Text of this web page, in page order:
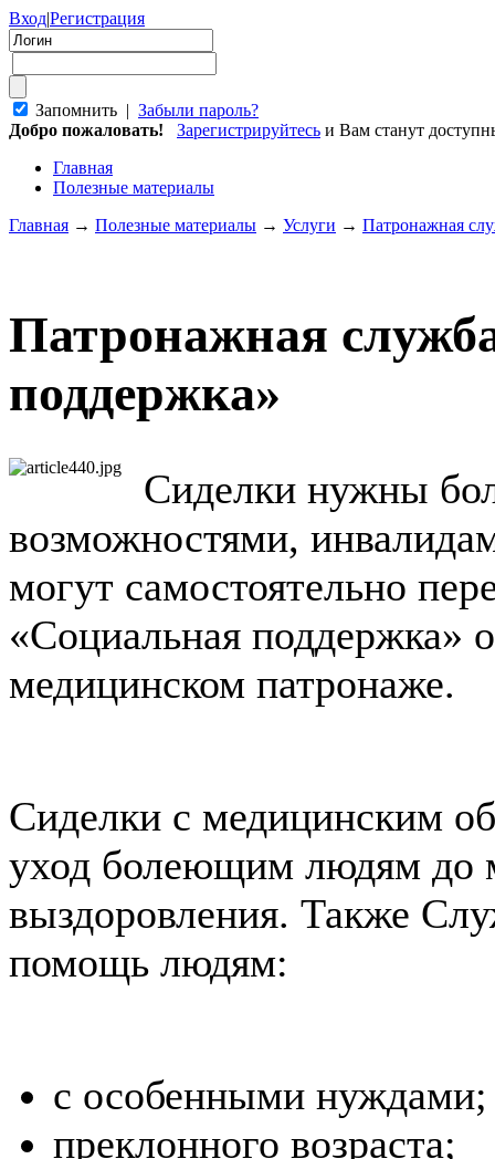
Вход|Регистрация
Запомнить | Забыли пароль?
Добро пожаловать!
Зарегистрируйтесь и Вам станут
Главная
Полезные материалы
Главная → Полезные материалы → Услуги → Патронажная
Патронажная
поддержка»
Сиделки нужны
возможностями,
могут самостоятельно
«Социальная поддержка»
медицинском патронаже.
Сиделки с медицинским
уход болеющим людям до
выздоровления. Также
помощь людям:
с особенными нуждами;
преклонного возраста;